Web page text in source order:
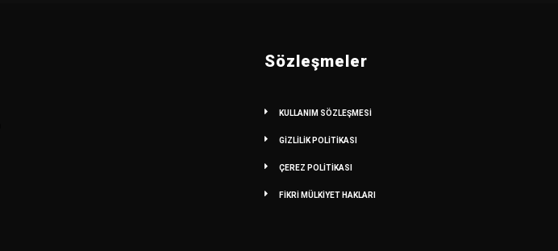
Sözleşmeler
KULLANIM SÖZLEŞMESİ
GİZLİLİK POLİTİKASI
ÇEREZ POLİTİKASI
FİKRİ MÜLKİYET HAKLARI